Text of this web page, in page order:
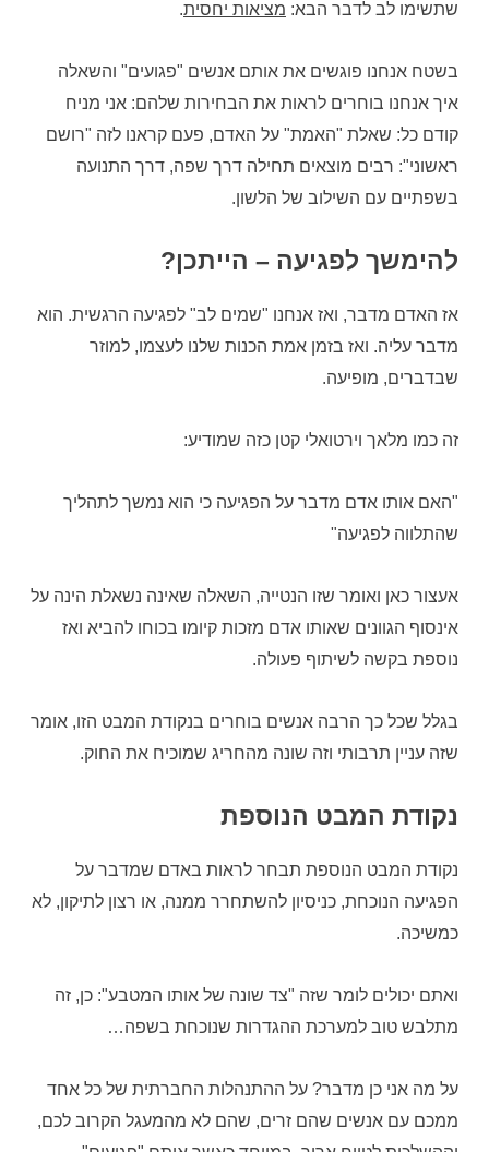
שתשימו לב לדבר הבא: מציאות יחסית.
בשטח אנחנו פוגשים את אותם אנשים "פגועים" והשאלה
איך אנחנו בוחרים לראות את הבחירות שלהם: אני מניח
קודם כל: שאלת "האמת" על האדם, פעם קראנו לזה "רושם
ראשוני": רבים מוצאים תחילה דרך שפה, דרך התנועה
בשפתיים עם השילוב של הלשון.
להימשך לפגיעה – הייתכן?
אז האדם מדבר, ואז אנחנו "שמים לב" לפגיעה הרגשית. הוא
מדבר עליה. ואז בזמן אמת הכנות שלנו לעצמו, למוזר
שבדברים, מופיעה.
זה כמו מלאך וירטואלי קטן כזה שמודיע:
"האם אותו אדם מדבר על הפגיעה כי הוא נמשך לתהליך
שהתלווה לפגיעה"
אעצור כאן ואומר שזו הנטייה, השאלה שאינה נשאלת הינה על
אינסוף הגוונים שאותו אדם מזכות קיומו בכוחו להביא ואז
נוספת בקשה לשיתוף פעולה.
בגלל שכל כך הרבה אנשים בוחרים בנקודת המבט הזו, אומר
שזה עניין תרבותי וזה שונה מהחריג שמוכיח את החוק.
נקודת המבט הנוספת
נקודת המבט הנוספת תבחר לראות באדם שמדבר על
הפגיעה הנוכחת, כניסיון להשתחרר ממנה, או רצון לתיקון, לא
כמשיכה.
ואתם יכולים לומר שזה "צד שונה של אותו המטבע": כן, זה
מתלבש טוב למערכת ההגדרות שנוכחת בשפה…
על מה אני כן מדבר? על ההתנהלות החברתית של כל אחד
ממכם עם אנשים שהם זרים, שהם לא מהמעגל הקרוב לכם,